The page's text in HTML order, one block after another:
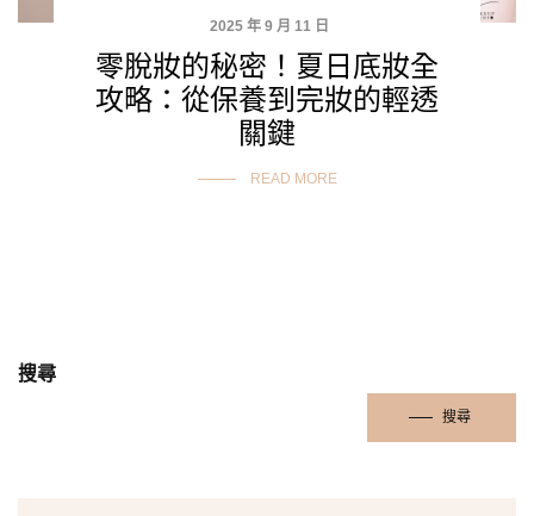
2025 年 9 月 11 日
零脫妝的秘密！夏日底妝全
攻略：從保養到完妝的輕透
關鍵
READ MORE
搜尋
搜尋